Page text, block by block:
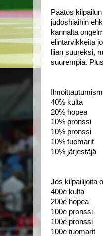
Päätös
judoshiaihin
kannalta
elintarvikkeita
liian suureksi,
suurempia.
40% kulta
20% hopea
10% pronssi
10% pronssi
10% tuomarit
10% järjestäjä
Jos kilpailijoita
400e kulta
200e hopea
100e pronssi
100e pronssi
100e tuomarit